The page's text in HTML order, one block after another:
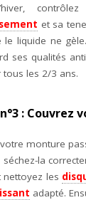
et sa
le liquide ne
ses qualités
tous les 2/3 ans.
: Couvrez
monture
la
nettoyez les
adapté.